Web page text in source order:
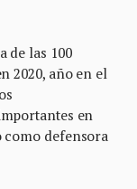
de las 100
2020, año en el
en
como defensora